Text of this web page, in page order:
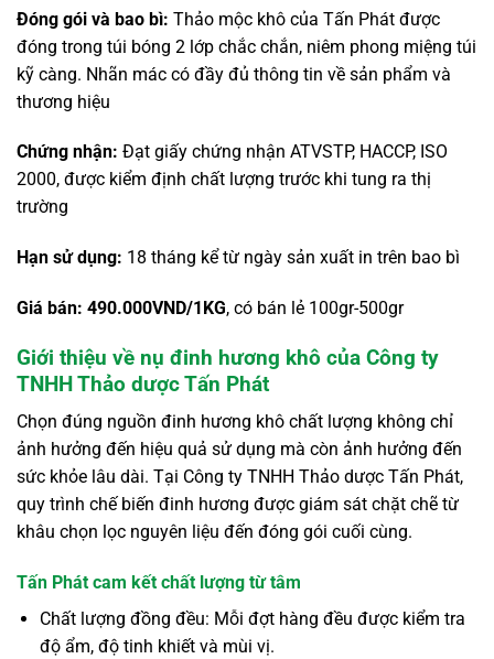
Đóng gói và bao bì: Thảo mộc khô của Tấn Phát được
đóng trong túi bóng 2 lớp chắc chắn, niêm phong miệng túi
kỹ càng. Nhãn mác có đầy đủ thông tin về sản phẩm và
thương hiệu
Chứng nhận: Đạt giấy chứng nhận ATVSTP, HACCP, ISO
2000, được kiểm định chất lượng trước khi tung ra thị
trường
Hạn sử dụng: 18 tháng kể từ ngày sản xuất in trên bao bì
Giá bán: 490.000VND/1KG, có bán lẻ 100gr-500gr
Giới thiệu về nụ đinh hương khô của Công ty
TNHH Thảo dược Tấn Phát
Chọn đúng nguồn đinh hương khô chất lượng không chỉ
ảnh hưởng đến hiệu quả sử dụng mà còn ảnh hưởng đến
sức khỏe lâu dài. Tại Công ty TNHH Thảo dược Tấn Phát,
quy trình chế biến đinh hương được giám sát chặt chẽ từ
khâu chọn lọc nguyên liệu đến đóng gói cuối cùng.
Tấn Phát cam kết chất lượng từ tâm
Chất lượng đồng đều: Mỗi đợt hàng đều được kiểm tra
độ ẩm, độ tinh khiết và mùi vị.